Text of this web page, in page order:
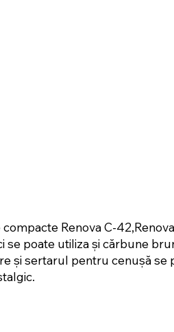
Renova C-
se poate utiliza și cărbune
și sertarul pentru cenușă